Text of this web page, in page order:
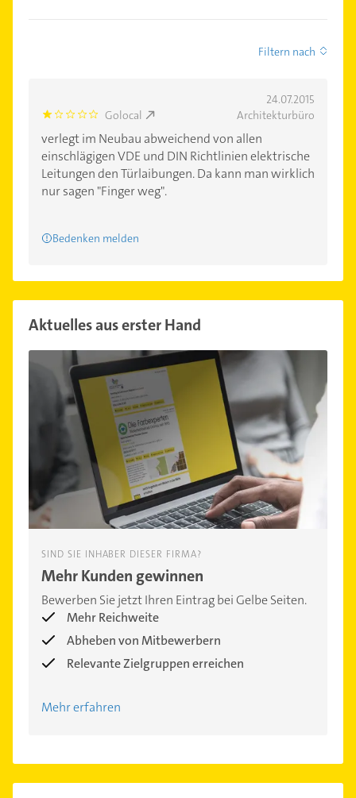
Filtern nach
24.07.2015
1.0 Golocal Architekturbüro
verlegt im Neubau abweichend von allen
einschlägigen VDE und DIN Richtlinien elektrische
Leitungen den Türlaibungen. Da kann man wirklich
nur sagen "Finger weg".
Bedenken melden
Aktuelles aus erster Hand
SIND SIE INHABER DIESER FIRMA?
Mehr Kunden gewinnen
Bewerben Sie jetzt Ihren Eintrag bei Gelbe Seiten.
Mehr Reichweite
Abheben von Mitbewerbern
Relevante Zielgruppen erreichen
Mehr erfahren